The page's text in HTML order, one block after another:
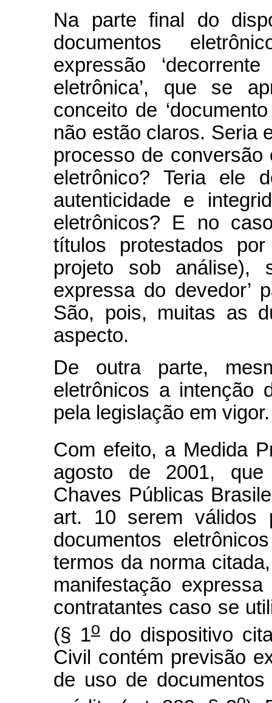
Na parte final do
documentos
expressão
eletrônica’, que se
conceito de
não estão claros. Seria
processo de conversão
eletrônico? Teria ele
autenticidade e
eletrônicos? E no
títulos protestados
projeto sob análise),
expressa do devedor’
São, pois, muitas as
aspecto.
De outra parte,
eletrônicos a intenção
pela legislação em vigor.
Com efeito, a Medida
agosto de 2001,
Chaves Públicas
art. 10 serem válidos
documentos
termos da norma
manifestação
contratantes caso se
(§ 1o do dispositivo
Civil contém previsão
de uso de